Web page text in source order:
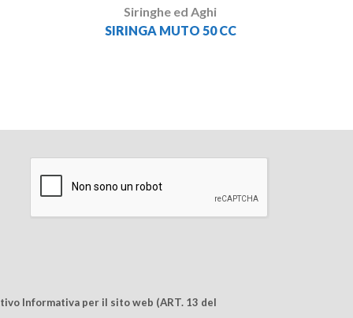
Siringhe ed Aghi
SIRINGA MUTO 50 CC
Informativa per il sito web (ART. 13 del